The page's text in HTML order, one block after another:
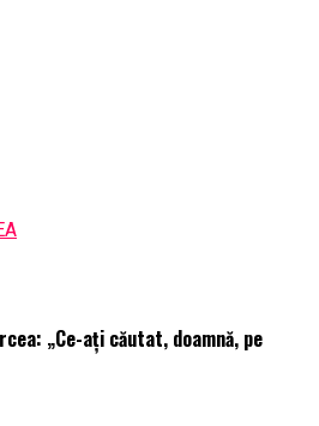
„Ce-aţi căutat, doamnă, pe